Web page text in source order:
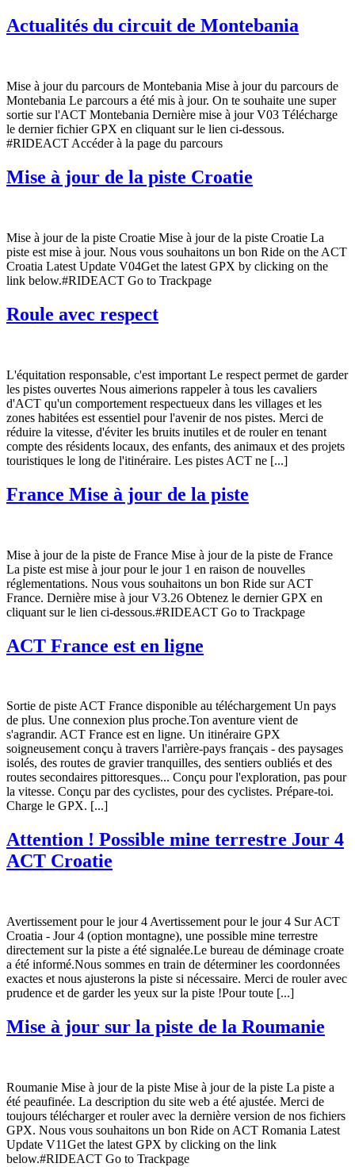
Actualités du circuit de Montebania
Mise à jour du parcours de Montebania Mise à jour du parcours de
Montebania Le parcours a été mis à jour. On te souhaite une super
sortie sur l'ACT Montebania Dernière mise à jour V03 Télécharge
le dernier fichier GPX en cliquant sur le lien ci-dessous.
#RIDEACT Accéder à la page du parcours
Mise à jour de la piste Croatie
Mise à jour de la piste Croatie Mise à jour de la piste Croatie La
piste est mise à jour. Nous vous souhaitons un bon Ride on the ACT
Croatia Latest Update V04Get the latest GPX by clicking on the
link below.#RIDEACT Go to Trackpage
Roule avec respect
L'équitation responsable, c'est important Le respect permet de garder
les pistes ouvertes Nous aimerions rappeler à tous les cavaliers
d'ACT qu'un comportement respectueux dans les villages et les
zones habitées est essentiel pour l'avenir de nos pistes. Merci de
réduire la vitesse, d'éviter les bruits inutiles et de rouler en tenant
compte des résidents locaux, des enfants, des animaux et des projets
touristiques le long de l'itinéraire. Les pistes ACT ne [...]
France Mise à jour de la piste
Mise à jour de la piste de France Mise à jour de la piste de France
La piste est mise à jour pour le jour 1 en raison de nouvelles
réglementations. Nous vous souhaitons un bon Ride sur ACT
France. Dernière mise à jour V3.26 Obtenez le dernier GPX en
cliquant sur le lien ci-dessous.#RIDEACT Go to Trackpage
ACT France est en ligne
Sortie de piste ACT France disponible au téléchargement Un pays
de plus. Une connexion plus proche.Ton aventure vient de
s'agrandir. ACT France est en ligne. Un itinéraire GPX
soigneusement conçu à travers l'arrière-pays français - des paysages
isolés, des routes de gravier tranquilles, des sentiers oubliés et des
routes secondaires pittoresques... Conçu pour l'exploration, pas pour
la vitesse. Conçu par des cyclistes, pour des cyclistes. Prépare-toi.
Charge le GPX. [...]
Attention ! Possible mine terrestre Jour 4
ACT Croatie
Avertissement pour le jour 4 Avertissement pour le jour 4 Sur ACT
Croatia - Jour 4 (option montagne), une possible mine terrestre
directement sur la piste a été signalée.Le bureau de déminage croate
a été informé.Nous sommes en train de déterminer les coordonnées
exactes et nous ajusterons la piste si nécessaire. Merci de rouler avec
prudence et de garder les yeux sur la piste !Pour toute [...]
Mise à jour sur la piste de la Roumanie
Roumanie Mise à jour de la piste Mise à jour de la piste La piste a
été peaufinée. La description du site web a été ajustée. Merci de
toujours télécharger et rouler avec la dernière version de nos fichiers
GPX. Nous vous souhaitons un bon Ride on ACT Romania Latest
Update V11Get the latest GPX by clicking on the link
below.#RIDEACT Go to Trackpage